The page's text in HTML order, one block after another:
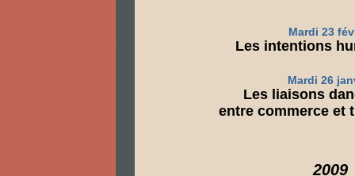
Mardi 23
Les intentions
Mardi 26
Les liaisons
entre commerce et
2009